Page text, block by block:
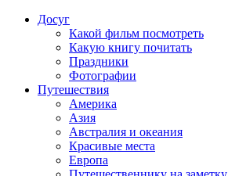
Досуг
Какой фильм посмотреть
Какую книгу почитать
Праздники
Фотографии
Путешествия
Америка
Азия
Австралия и океания
Красивые места
Европа